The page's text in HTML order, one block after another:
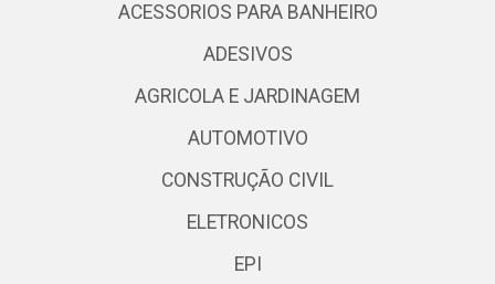
ACESSORIOS PARA BANHEIRO
ADESIVOS
AGRICOLA E JARDINAGEM
AUTOMOTIVO
CONSTRUÇÃO CIVIL
ELETRONICOS
EPI